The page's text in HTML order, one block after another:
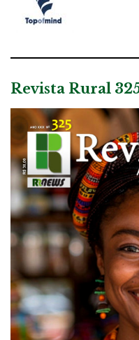
Revista Rural